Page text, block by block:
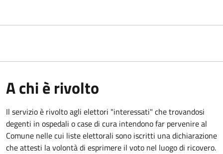
A chi è rivolto
Il servizio è rivolto agli elettori "interessati" che trovandosi
degenti in ospedali o case di cura intendono far pervenire al
Comune nelle cui liste elettorali sono iscritti una dichiarazione
che attesti la volontà di esprimere il voto nel luogo di ricovero.